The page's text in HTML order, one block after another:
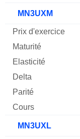
MN3UXM
MN3UXL